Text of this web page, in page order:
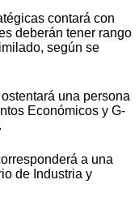
contará con
deberán tener rango
según se
una persona
Económicos y G-
a una
de Industria y